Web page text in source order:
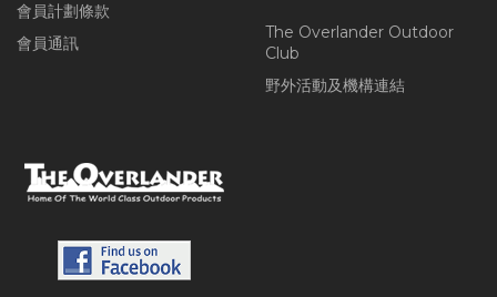
會員計劃條款
會員通訊
The Overlander Outdoor
Club
野外活動及機構連結